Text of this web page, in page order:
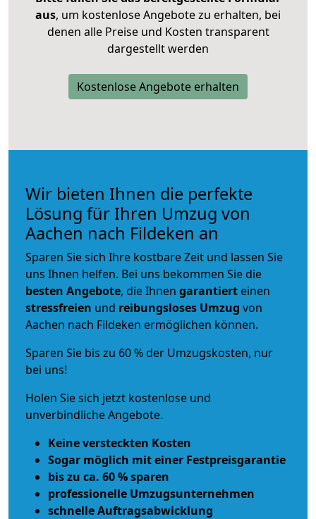
aus, um kostenlose Angebote zu erhalten, bei
denen alle Preise und Kosten transparent
dargestellt werden
Kostenlose Angebote erhalten
Wir bieten Ihnen die perfekte
Lösung für Ihren Umzug von
Aachen nach Fildeken an
Sparen Sie sich Ihre kostbare Zeit und lassen Sie
uns Ihnen helfen. Bei uns bekommen Sie die
besten Angebote, die Ihnen garantiert einen
stressfreien und reibungsloses Umzug von
Aachen nach Fildeken ermöglichen können.
Sparen Sie bis zu 60 % der Umzugskosten, nur
bei uns!
Holen Sie sich jetzt kostenlose und
unverbindliche Angebote.
Keine versteckten Kosten
Sogar möglich mit einer Festpreisgarantie
bis zu ca. 60 % sparen
professionelle Umzugsunternehmen
schnelle Auftragsabwicklung